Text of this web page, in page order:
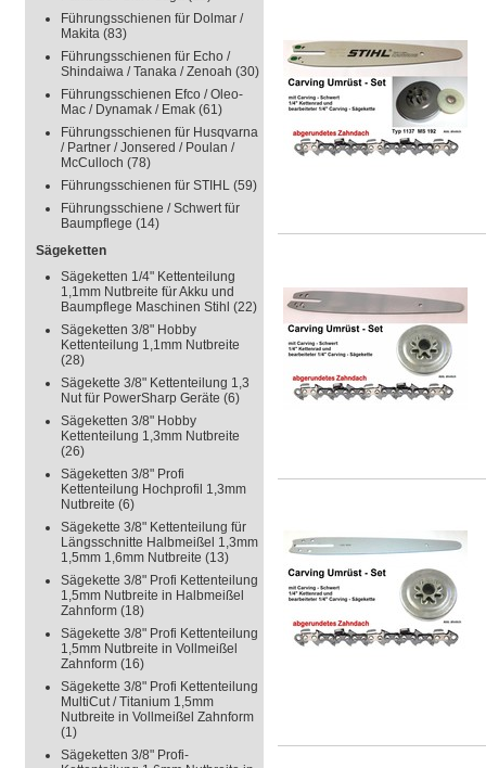
Führungsschienen für Dolmar /
Makita (83)
Führungsschienen für Echo /
Shindaiwa / Tanaka / Zenoah (30)
Führungsschienen Efco / Oleo-
Mac / Dynamak / Emak (61)
Führungsschienen für Husqvarna
/ Partner / Jonsered / Poulan /
McCulloch (78)
Führungsschienen für STIHL (59)
Führungsschiene / Schwert für
Baumpflege (14)
Sägeketten
Sägeketten 1/4" Kettenteilung
1,1mm Nutbreite für Akku und
Baumpflege Maschinen Stihl (22)
Sägeketten 3/8" Hobby
Kettenteilung 1,1mm Nutbreite
(28)
Sägekette 3/8" Kettenteilung 1,3
Nut für PowerSharp Geräte (6)
Sägeketten 3/8" Hobby
Kettenteilung 1,3mm Nutbreite
(26)
Sägeketten 3/8" Profi
Kettenteilung Hochprofil 1,3mm
Nutbreite (6)
Sägekette 3/8" Kettenteilung für
Längsschnitte Halbmeißel 1,3mm
1,5mm 1,6mm Nutbreite (13)
Sägekette 3/8" Profi Kettenteilung
1,5mm Nutbreite in Halbmeißel
Zahnform (18)
Sägekette 3/8" Profi Kettenteilung
1,5mm Nutbreite in Vollmeißel
Zahnform (16)
Sägekette 3/8" Profi Kettenteilung
MultiCut / Titanium 1,5mm
Nutbreite in Vollmeißel Zahnform
(1)
Sägeketten 3/8" Profi-